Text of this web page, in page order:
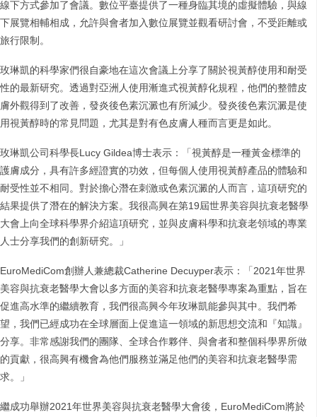
線下方式參加了會議。數位平臺提供了一種身臨其境的虛擬體驗，與線
下展覽相輔相成，允許與會者加入數位展覽並觀看研討會，不受距離或
旅行限制。
玫琳凱的科學家們很自豪地在這次會議上分享了關於視黃醇使用和耐受
性的最新研究。透過對亞洲人使用漸進式視黃醇化規程，他們的整體皮
膚外觀得到了改善，發炎後色素沉澱也有所減少。發炎後色素沉澱是使
用視黃醇時的常見問題，尤其是對有色皮膚人種而言更是如此。
玫琳凱公司科學長Lucy Gildea博士表示：「視黃醇是一種黃金標準的
護膚成分，具有許多經證實的功效，但每個人使用視黃醇產品的體驗和
耐受性並不相同。對於擔心潛在刺激或色素沉澱的人而言，這項研究的
結果提供了潛在的解決方案。我很高興在第19屆世界美容與抗衰老醫學
大會上向全球科學界介紹這項研究，並與皮膚科學和抗衰老領域的專業
人士分享我們的創新研究。」
EuroMediCom創辦人兼總裁Catherine Decuyper表示：「2021年世界
美容與抗衰老醫學大會以多方面的美容和抗衰老醫學專案為重點，旨在
促進高水準的繼續教育，我們很高興今年玫琳凱能參與其中。我們希
望，我們已經成功在全球層面上促進這一領域的新思想交流和『知識』
分享。非常感謝我們的團隊、全球合作夥伴、與會者和整個科學界所做
的貢獻，很高興有機會為他們服務並滿足他們的美容和抗衰老醫學需
求。」
繼成功舉辦2021年世界美容與抗衰老醫學大會後，EuroMediCom將於